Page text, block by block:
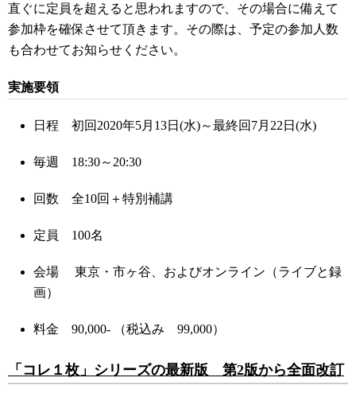
直ぐに定員を超えると思われますので、その場合に備えて
参加枠を確保させて頂きます。その際は、予定の参加人数
も合わせてお知らせください。
実施要領
日程 初回2020年5月13日(水)～最終回7月22日(水)
毎週 18:30～20:30
回数 全10回＋特別補講
定員 100名
会場 東京・市ヶ谷、およびオンライン（ライブと録
画）
料金 90,000- （税込み 99,000）
「コレ１枚」シリーズの最新版 第2版から全面改訂